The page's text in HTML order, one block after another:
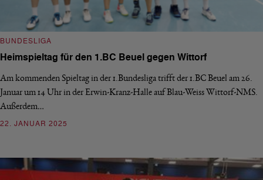
BUNDESLIGA
Heimspieltag für den 1.BC Beuel gegen Wittorf
Am kommenden Spieltag in der 1.Bundesliga trifft der 1.BC Beuel am 26.
Januar um 14 Uhr in der Erwin-Kranz-Halle auf Blau-Weiss Wittorf-NMS.
Außerdem…
22. JANUAR 2025